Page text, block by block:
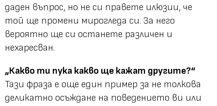
даден въпрос, но не си правете илюзии, че
той ще промени мирогледа си. За него
вероятно ще си останете различен и
нехаресван.
„Какво ти пука какво ще кажат другите?“
Тази фраза е още един пример за не толкова
деликатно осъждане на поведението ви или